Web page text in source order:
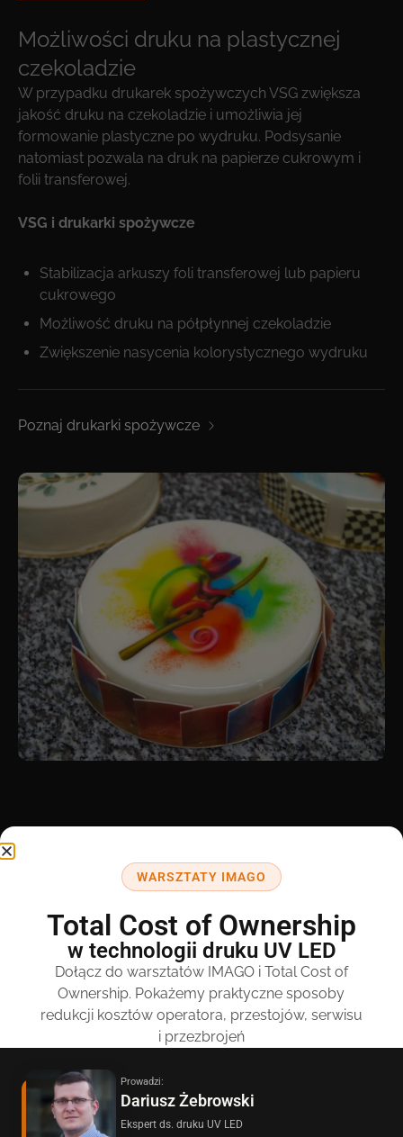
Możliwości druku na plastycznej
czekoladzie
W przypadku drukarek spożywczych VSG zwiększa
jakość druku na czekoladzie i umożliwia jej
formowanie plastyczne po wydruku. Podsysanie
natomiast pozwala na druk na papierze cukrowym i
folii transferowej.
VSG i drukarki spożywcze
Stabilizacja arkuszy foli transferowej lub papieru
cukrowego
Możliwość druku na półpłynnej czekoladzie
Zwiększenie nasycenia kolorystycznego wydruku
Poznaj drukarki spożywcze
możliwości drukarek IMAGO
Zamów produkt
WARSZTATY IMAGO
Total Cost of Ownership
w technologii druku UV LED
Dołącz do warsztatów IMAGO i Total Cost of
Ownership. Pokażemy praktyczne sposoby
redukcji kosztów operatora, przestojów, serwisu
i przezbrojeń
Prowadzi:
Dariusz Żebrowski
Ekspert ds. druku UV LED